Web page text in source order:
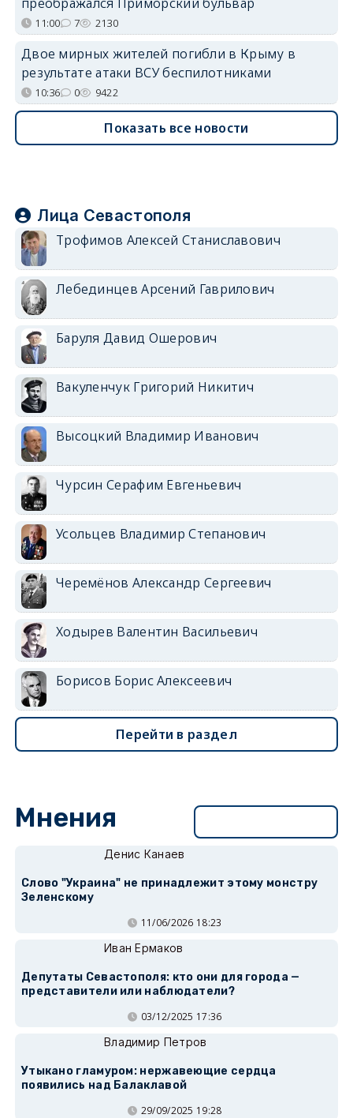
11:00 7 2130
Двое мирных жителей погибли в Крыму в
результате атаки ВСУ беспилотниками
10:36 0 9422
Показать все новости
Лица Севастополя
Трофимов Алексей Станиславович
Лебединцев Арсений Гаврилович
Баруля Давид Ошерович
Вакуленчук Григорий Никитич
Высоцкий Владимир Иванович
Чурсин Серафим Евгеньевич
Усольцев Владимир Степанович
Черемёнов Александр Сергеевич
Ходырев Валентин Васильевич
Борисов Борис Алексеевич
Перейти в раздел
Мнения
Денис Канаев
Слово "Украина" не принадлежит этому монстру
Зеленскому
11/06/2026 18:23
Иван Ермаков
Депутаты Севастополя: кто они для города —
представители или наблюдатели?
03/12/2025 17:36
Владимир Петров
Утыкано гламуром: нержавеющие сердца
появились над Балаклавой
29/09/2025 19:28